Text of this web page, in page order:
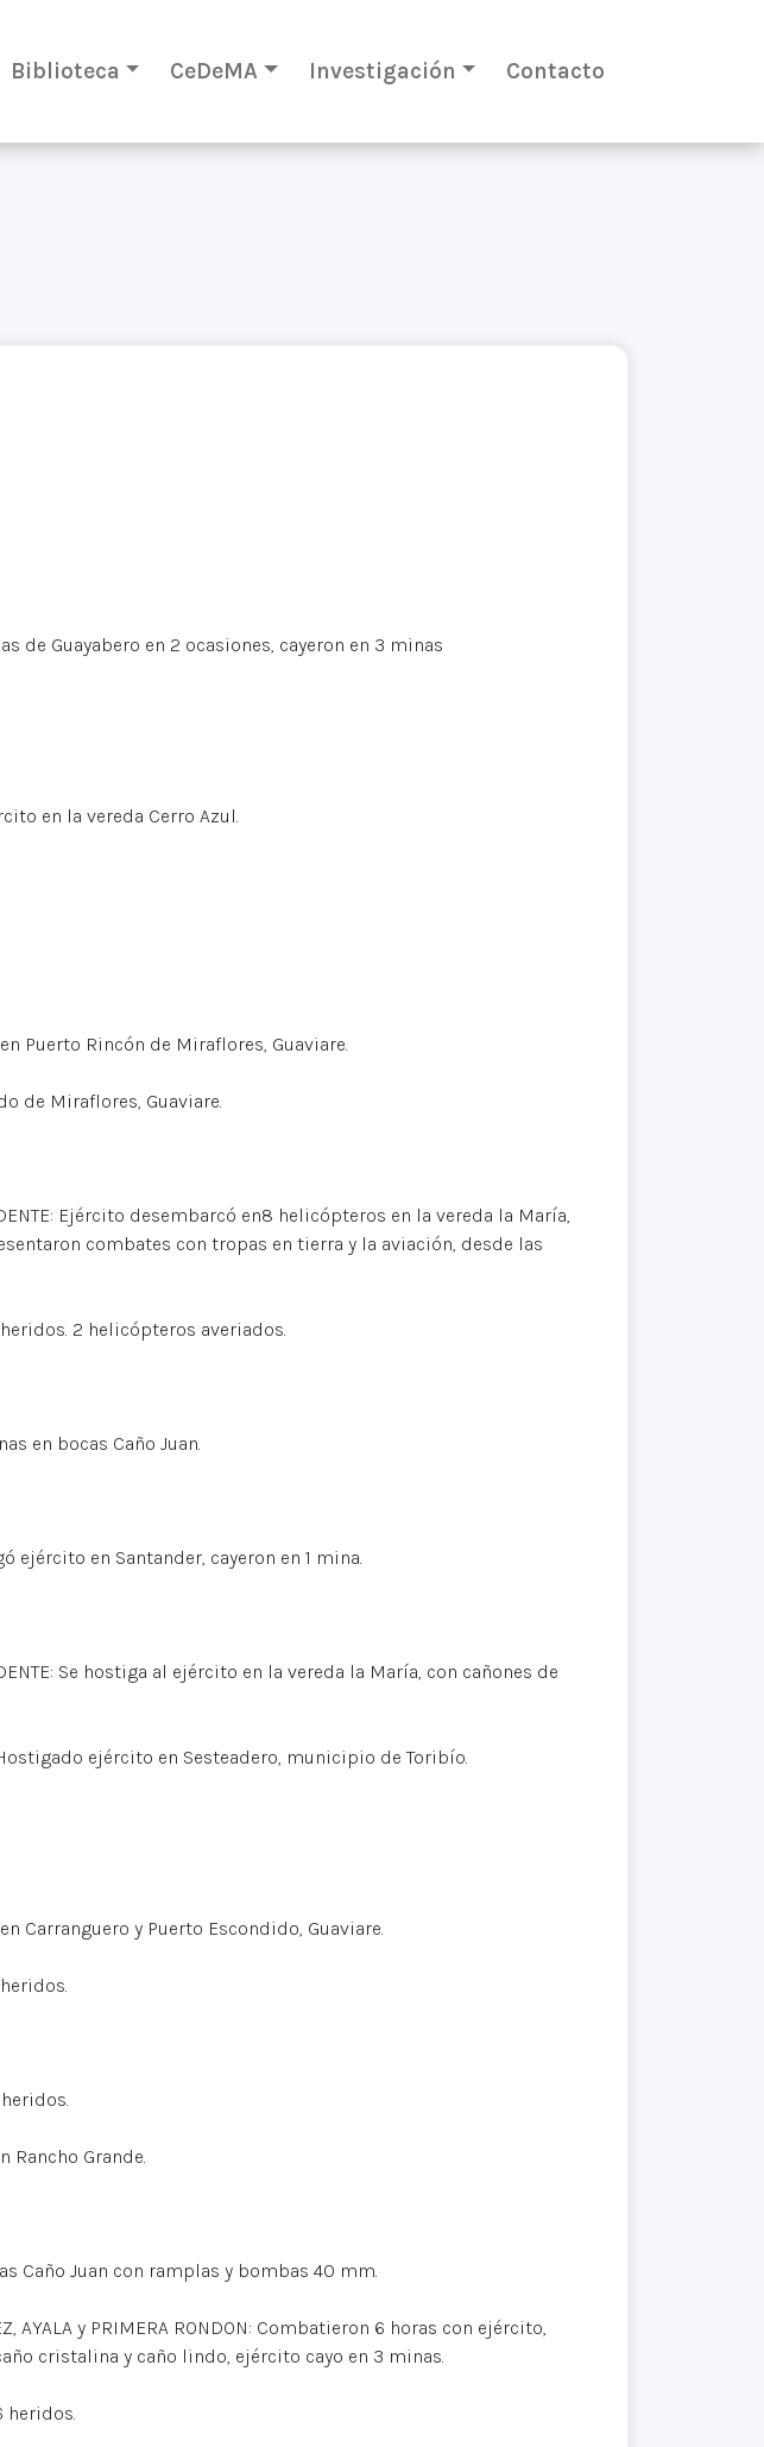
Biblioteca CeDeMA Investigación Contacto
de Guayabero en 2 ocasiones, cayeron en 3 minas
en la vereda Cerro Azul.
Puerto Rincón de Miraflores, Guaviare.
de Miraflores, Guaviare.
Ejército desembarcó en8 helicópteros en la vereda la María,
combates con tropas en tierra y la aviación, desde las
2 helicópteros averiados.
en bocas Caño Juan.
ejército en Santander, cayeron en 1 mina.
Se hostiga al ejército en la vereda la María, con cañones de
Hostigado ejército en Sesteadero, municipio de Toribío.
Carranguero y Puerto Escondido, Guaviare.
Rancho Grande.
Caño Juan con ramplas y bombas 40 mm.
AYALA y PRIMERA RONDON: Combatieron 6 horas con ejército,
cristalina y caño lindo, ejército cayo en 3 minas.
heridos.